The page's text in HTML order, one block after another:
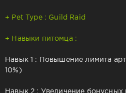
+ Pet Type : Guild Raid
+ Навыки питомца :
Навык 1 : Повышение лимита
10%)
Навык 2 : Увеличение бонусных